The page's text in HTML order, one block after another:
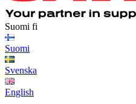
Suomi fi
Suomi
Svenska
English